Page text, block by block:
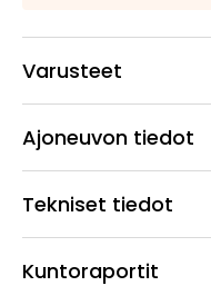
Varusteet
Ajoneuvon tiedot
Tekniset tiedot
Kuntoraportit